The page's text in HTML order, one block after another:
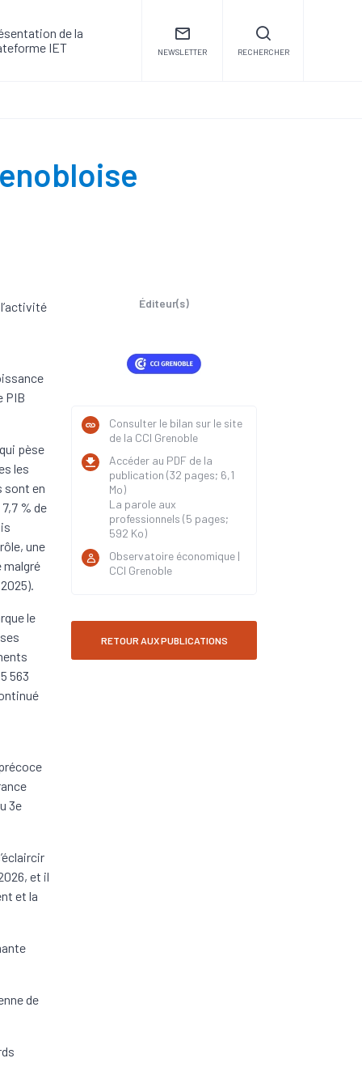
de la
IET
NEWSLETTER RECHERCHER
PIB
pèse
les
sont en
% de
une
malgré
le
563
3e
et il
et la
de
Éditeur(s)
Consulter le bilan sur le site
de la CCI Grenoble
Accéder au PDF de la
publication (32 pages; 6,1
Mo)
La parole aux
professionnels (5 pages;
592 Ko)
Observatoire économique |
CCI Grenoble
RETOUR AUX PUBLICATIONS